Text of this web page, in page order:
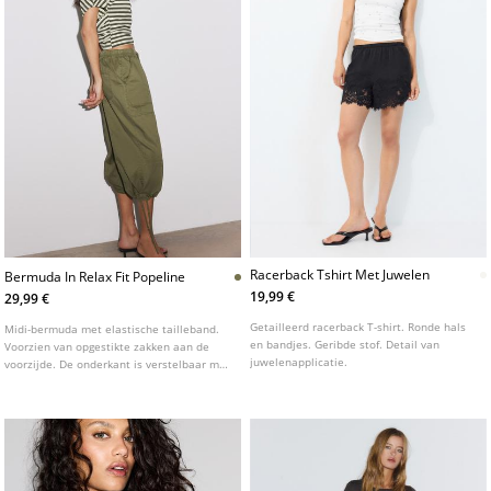
Bermuda In Relax Fit Popeline
29,99 €
Midi-bermuda met elastische tailleband.
Voorzien van opgestikte zakken aan de
voorzijde. De onderkant is verstelbaar met
Racerback Tshirt Met Juwelen
19,99 €
Getailleerd racerback T-shirt. Ronde hals
en bandjes. Geribde stof. Detail van
juwelenapplicatie.